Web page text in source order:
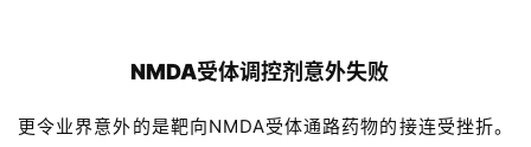
NMDA受体调控剂意外失败
更令业界意外的是靶向NMDA受体通路药物的接连受挫折。